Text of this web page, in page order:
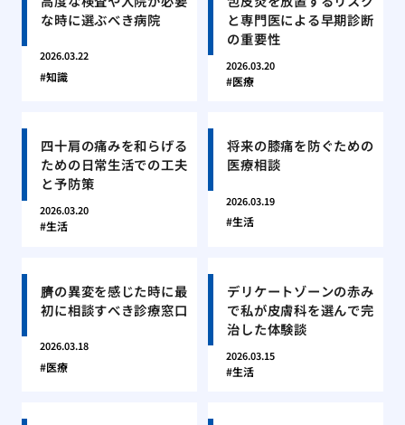
な時に選ぶべき病院
2026.03.22
知識
と専門医による早期診断
の重要性
2026.03.20
医療
四十肩の痛みを和らげる
ための日常生活での工夫
と予防策
2026.03.20
生活
将来の膝痛を防ぐための
医療相談
2026.03.19
生活
臍の異変を感じた時に最
初に相談すべき診療窓口
2026.03.18
医療
デリケートゾーンの赤み
で私が皮膚科を選んで完
治した体験談
2026.03.15
生活